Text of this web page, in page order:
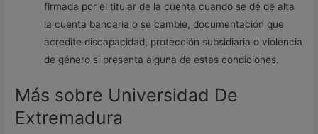
firmada por el titular de la cuenta cuando se dé de alta
la cuenta bancaria o se cambie, documentación que
acredite discapacidad, protección subsidiaria o violencia
de género si presenta alguna de estas condiciones.
Más sobre Universidad De
Extremadura